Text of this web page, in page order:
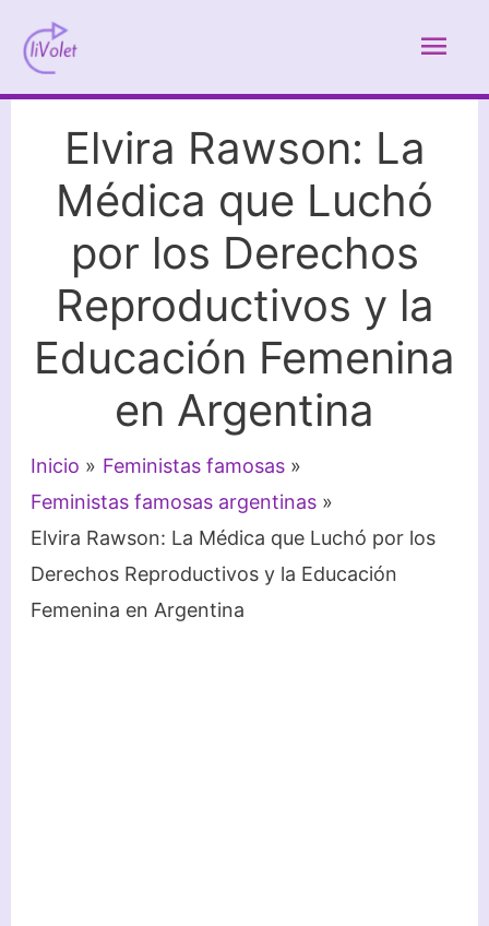
contenido
Elvira Rawson: La
Médica que Luchó
por los Derechos
Reproductivos y la
Educación Femenina
en Argentina
Inicio
Feministas famosas
Feministas famosas argentinas
Elvira Rawson: La Médica que Luchó por los
Derechos Reproductivos y la Educación
Femenina en Argentina